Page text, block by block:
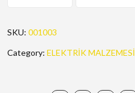
SKU: 001003
Category: ELEKTRİK MALZEMESİ